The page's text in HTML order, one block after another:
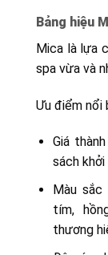
Bảng hiệu
Mica là lựa
spa vừa và
Ưu điểm nổi
Giá
sách khởi
Màu sắc
tím,
thương